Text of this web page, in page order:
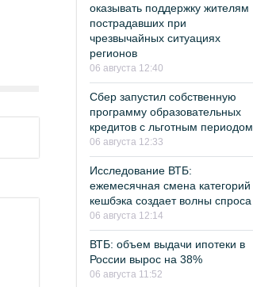
оказывать поддержку жителям
пострадавших при
чрезвычайных ситуациях
регионов
06 августа 12:40
Сбер запустил собственную
программу образовательных
кредитов с льготным периодом
06 августа 12:33
Исследование ВТБ:
ежемесячная смена категорий
кешбэка создает волны спроса
06 августа 12:14
ВТБ: объем выдачи ипотеки в
России вырос на 38%
06 августа 11:52